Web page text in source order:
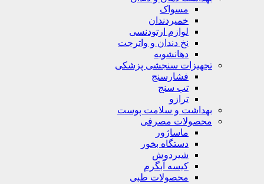
مسواک
خمیردندان
لوازم ارتودنسی
نخ دندان و واترجت
دهانشویه
تجهیزات سنجشی پزشکی
فشارسنج
تب سنج
ترازو
بهداشت و سلامت پوست
محصولات مصرفی
ماساژور
دستگاه بخور
شیردوش
کیسه آبگرم
محصولات طبی